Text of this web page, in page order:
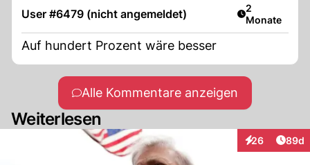
User #6479 (nicht angemeldet) Artikel
2
Monate
Auf hundert Prozent wäre besser
Alle Kommentare anzeigen
Weiterlesen
26
Interaktionen
89d